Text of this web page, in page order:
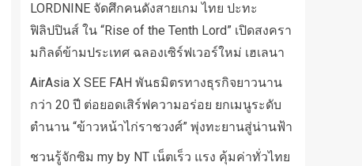
LORDNINE จัดศึกคนดังสายเกม ไทย ปะทะ
ฟิลิปปินส์ ใน “Rise of the Tenth Lord” เปิดสงครา
มกิลด์ข้ามประเทศ ฉลองเซิร์ฟเวอร์ใหม่ เฮเลนา
AirAsia X SEE FAH พันธมิตรทางธุรกิจยาวนาน
กว่า 20 ปี ต่อยอดเสิร์ฟความอร่อย ยกเมนูระดับ
ตำนาน “ข้าวหน้าไก่ราชวงศ์” พุ่งทะยานสู่น่านฟ้า
ชวนรู้จักซิม my by NT เน็ตเร็ว แรง คุ้มค่าทั่วไทย